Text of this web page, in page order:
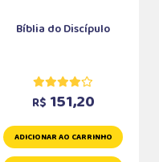
Bíblia do Discípulo
R$ 151,20
ADICIONAR AO CARRINHO